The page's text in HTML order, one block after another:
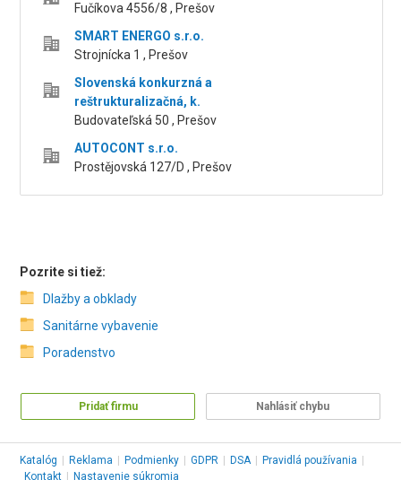
Fučíkova 4556/8 , Prešov
SMART ENERGO s.r.o.
Strojnícka 1 , Prešov
Slovenská konkurzná a
reštrukturalizačná, k.
Budovateľská 50 , Prešov
AUTOCONT s.r.o.
Prostějovská 127/D , Prešov
Pozrite si tiež:
Dlažby a obklady
Sanitárne vybavenie
Poradenstvo
Pridať firmu Nahlásiť chybu
Katalóg Reklama Podmienky GDPR DSA Pravidlá používania
Kontakt
Nastavenie súkromia